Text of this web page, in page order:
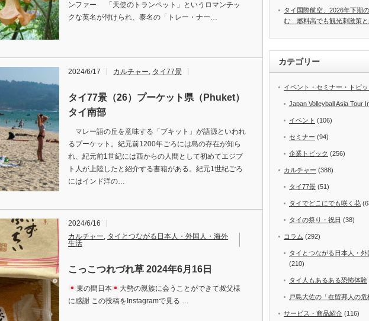
ンファー 「天使のトランペット」というロマンチッ
クな英名が付けられ、泰名の「トレー・ナー…
2024/6/17 カルチャー, タイ77景
タイ77景（26）プーケット県（Phuket）
タイ南部
マレー語の丘を意味する「ブキット」が語源といわれ
るプーケット。紀元前1200年ごろには島の存在が知ら
れ、紀元前1世紀には西からの人間として初めてエジプ
ト人が上陸したと紹介する書籍がある。紀元1世紀ごろ
にはインド洋の…
2024/6/16
カルチャー, タイとつながる日本人・外国人・海外
生活
こっこつれづれ草 2024年6月16日
束の間日本
大勢の親族に会うことができて叔父様
に感謝 この投稿をInstagramで見る …
タイ国際航空、2026年下期
む 燃料高でも観光刺激策と
カテゴリー
イベント・セミナー・トピ
Japan Volleyball Asia Tour
イベント (106)
セミナー (94)
企業トピック (256)
カルチャー (388)
タイ77景 (51)
タイでどこにでも咲く花
タイの祭り・祝日 (38)
コラム (292)
タイとつながる日本人・
(210)
タイ人もあるある恐怖体験
戸島大佐の「在留邦人の危
サービス・商品紹介 (116)